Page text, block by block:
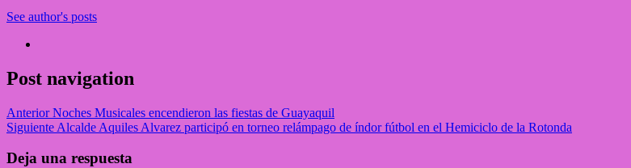
See author's posts
Post navigation
AnteriorNoches Musicales encendieron las fiestas de Guayaquil
Siguiente Alcalde Aquiles Alvarez participó en torneo relámpago de índor fútbol en el Hemiciclo de la Rotonda
Deja una respuesta